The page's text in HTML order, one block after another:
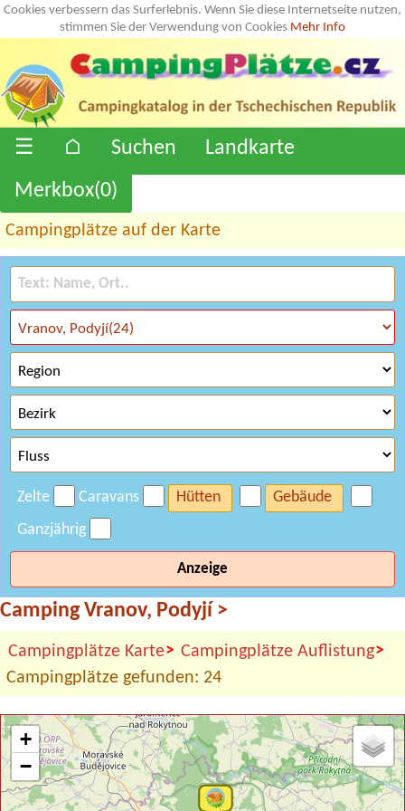
Cookies verbessern das Surferlebnis. Wenn Sie diese Internetseite nutzen,
stimmen Sie der Verwendung von Cookies Mehr Info
☰ ⌂ Suchen
Landkarte
Merkbox(0)
Campingplätze auf der Karte
Zelte Caravans Hütten
Gebäude
Ganzjährig
Anzeige
Camping Vranov, Podyjí >
Campingplätze Karte> Campingplätze Auflistung>
Campingplätze gefunden: 24
+
−